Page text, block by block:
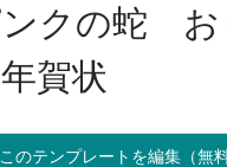
クの蛇 お
賀状
このテンプレートを編集（無料